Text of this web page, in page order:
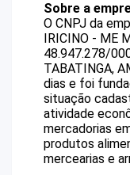
Sobre a
O CNPJ da
IRICINO - ME
48.947.278/
TABATINGA,
dias e foi
situação
atividade
mercadorias
produtos
mercearias e